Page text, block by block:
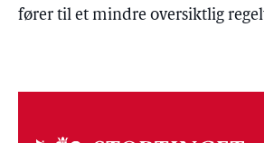
fører til et mindre oversiktlig